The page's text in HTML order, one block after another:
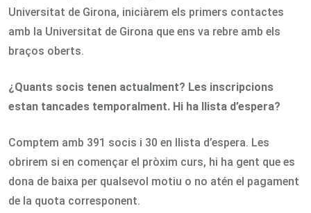
Universitat de Girona, iniciàrem els primers contactes
amb la Universitat de Girona que ens va rebre amb els
braços oberts.
¿Quants socis tenen actualment? Les inscripcions
estan tancades temporalment. Hi ha llista d’espera?
Comptem amb 391 socis i 30 en llista d’espera. Les
obrirem si en començar el pròxim curs, hi ha gent que es
dona de baixa per qualsevol motiu o no atén el pagament
de la quota corresponent.